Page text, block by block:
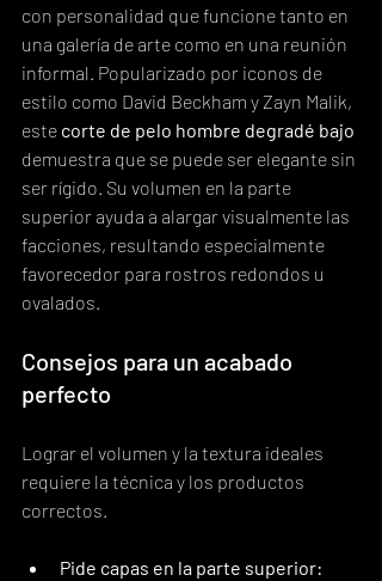
con personalidad que funcione tanto en
una galería de arte como en una reunión
informal. Popularizado por iconos de
estilo como David Beckham y Zayn Malik,
este corte de pelo hombre degradé bajo
demuestra que se puede ser elegante sin
ser rígido. Su volumen en la parte
superior ayuda a alargar visualmente las
facciones, resultando especialmente
favorecedor para rostros redondos u
ovalados.
Consejos para un acabado
perfecto
Lograr el volumen y la textura ideales
requiere la técnica y los productos
correctos.
Pide capas en la parte superior: